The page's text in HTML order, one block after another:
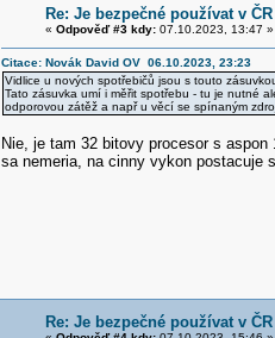
Re: Je bezpečné používat v
« Odpověď #3 kdy:07.10.2023, 13:47 »
Citace: Novák David OV 06.10.2023, 23:23
Vidlice u nových spotřebičů jsou s touto
Tato zásuvka umí i měřit spotřebu - tu je nutné
odporovou zátěž a např u věcí se spínaným
Nie, je tam 32 bitovy procesor s
sa nemeria, na cinny vykon postacuje
Re: Je bezpečné používat v